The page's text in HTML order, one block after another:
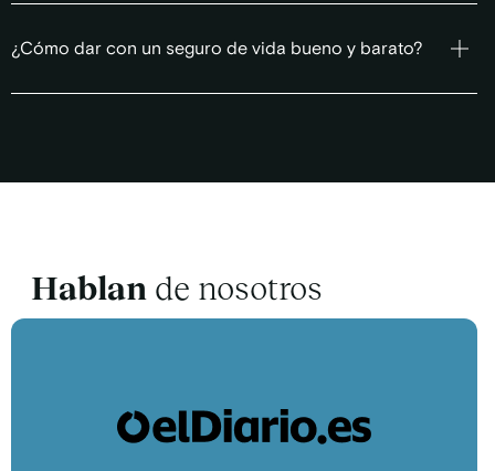
¿Cómo dar con un seguro de vida bueno y barato?
Hablan de nosotros